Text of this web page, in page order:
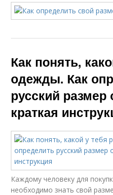
Как понять,
одежды. Как
русский
краткая
Каждому человеку для
необходимо знать свой